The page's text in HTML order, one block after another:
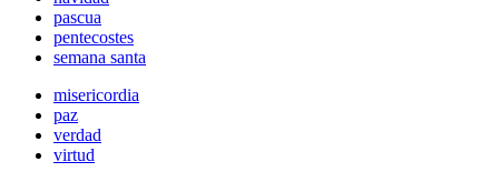
pascua
pentecostes
semana santa
misericordia
paz
verdad
virtud